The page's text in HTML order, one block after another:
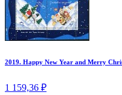
2019. Happy New Year and Merry
1 159,36 ₽